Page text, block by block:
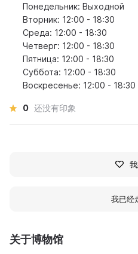
关于博物馆
Понедельник: Выходной
Вторник: 12:00 - 18:30
Среда: 12:00 - 18:30
Четверг: 12:00 - 18:30
Пятница: 12:00 - 18:30
Суббота: 12:00 - 18:30
Воскресенье: 12:00 - 18:30
0 还没有印象
我已经